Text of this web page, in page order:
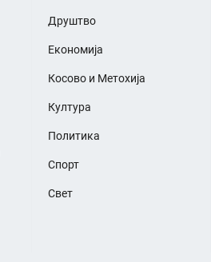
Друштво
Економија
Косово и Метохија
Култура
Политика
Спорт
Свет